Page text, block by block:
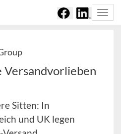
Sitten: In
und UK legen